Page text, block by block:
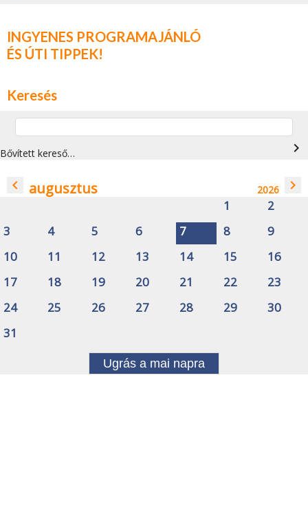
INGYENES PROGRAMAJÁNLÓ
ÉS ÚTI TIPPEK!
Keresés
Bővített kereső… navigate_next
navigate_before augusztus 2026 navigate_next
1
2
3
4 5 6 7 8
9
10
11 12 13 14 15
16
17
18 19 20 21 22
23
24
25 26 27 28 29
30
31
Ugrás a mai napra